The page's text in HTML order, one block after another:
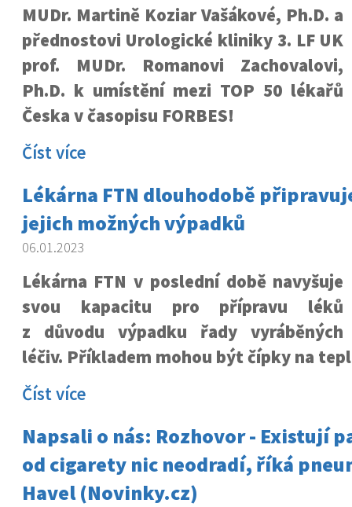
MUDr. Martině Koziar Vašákové, Ph.D. a
přednostovi Urologické kliniky 3. LF UK
prof. MUDr. Romanovi Zachovalovi,
Ph.D. k umístění mezi TOP 50 lékařů
Česka v časopisu FORBES!
Číst více
Lékárna FTN dlouhodobě
jejich možných výpadků
06.01.2023
Lékárna FTN v poslední době navyšuje
svou kapacitu pro přípravu léků
z důvodu výpadku řady vyráběných
léčiv. Příkladem mohou být čípky na
Číst více
Napsali o nás: Rozhovor - Existují
od cigarety nic neodradí, říká
Havel (Novinky.cz)